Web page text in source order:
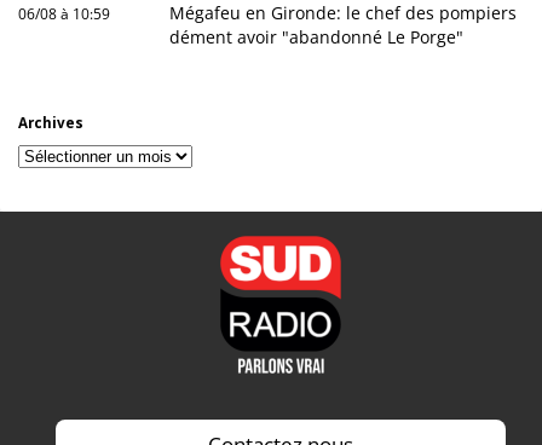
06/08 à 10:59
Mégafeu en Gironde: le chef des pompiers
dément avoir "abandonné Le Porge"
Archives
Archives